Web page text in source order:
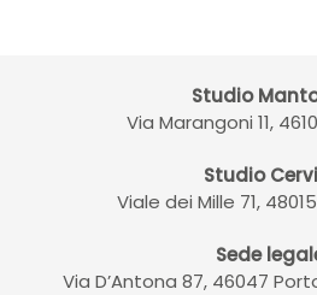
Studio
Via Marangoni 11,
Studio
Viale dei Mille 71,
Sede
Via D’Antona 87, 46047